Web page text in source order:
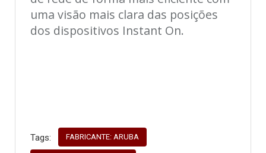
uma visão mais clara das posições
dos dispositivos Instant On.
Tags: FABRICANTE: ARUBA